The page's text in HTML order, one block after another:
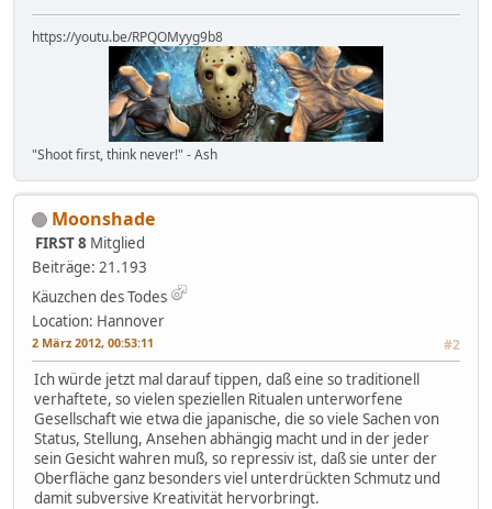
https://youtu.be/RPQOMyyg9b8
"Shoot first, think never!" - Ash
Moonshade
FIRST 8 Mitglied
Beiträge: 21.193
Käuzchen des Todes
Location: Hannover
2 März 2012, 00:53:11 #2
Ich würde jetzt mal darauf tippen, daß eine so traditionell
verhaftete, so vielen speziellen Ritualen unterworfene
Gesellschaft wie etwa die japanische, die so viele Sachen von
Status, Stellung, Ansehen abhängig macht und in der jeder
sein Gesicht wahren muß, so repressiv ist, daß sie unter der
Oberfläche ganz besonders viel unterdrückten Schmutz und
damit subversive Kreativität hervorbringt.